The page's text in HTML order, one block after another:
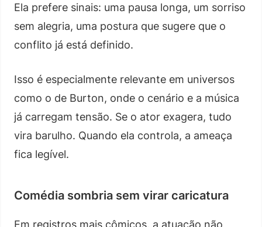
Ela prefere sinais: uma pausa longa, um sorriso
sem alegria, uma postura que sugere que o
conflito já está definido.
Isso é especialmente relevante em universos
como o de Burton, onde o cenário e a música
já carregam tensão. Se o ator exagera, tudo
vira barulho. Quando ela controla, a ameaça
fica legível.
Comédia sombria sem virar caricatura
Em registros mais cômicos, a atuação não